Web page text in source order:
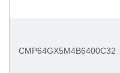
CMP64GX5M4B6400C32